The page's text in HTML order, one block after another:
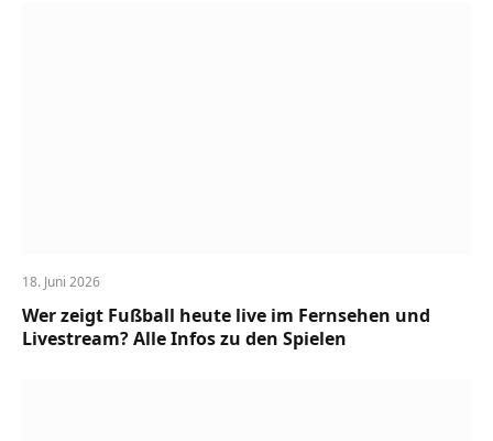
18. Juni 2026
Wer zeigt Fußball heute live im Fernsehen und
Livestream? Alle Infos zu den Spielen